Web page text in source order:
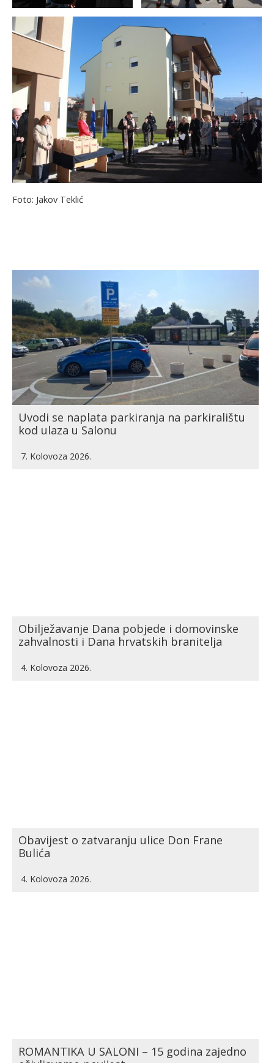
Foto: Jakov Teklić
Uvodi se naplata parkiranja na parkiralištu
kod ulaza u Salonu
7. Kolovoza 2026.
Obilježavanje Dana pobjede i domovinske
zahvalnosti i Dana hrvatskih branitelja
4. Kolovoza 2026.
Obavijest o zatvaranju ulice Don Frane
Bulića
4. Kolovoza 2026.
ROMANTIKA U SALONI – 15 godina zajedno